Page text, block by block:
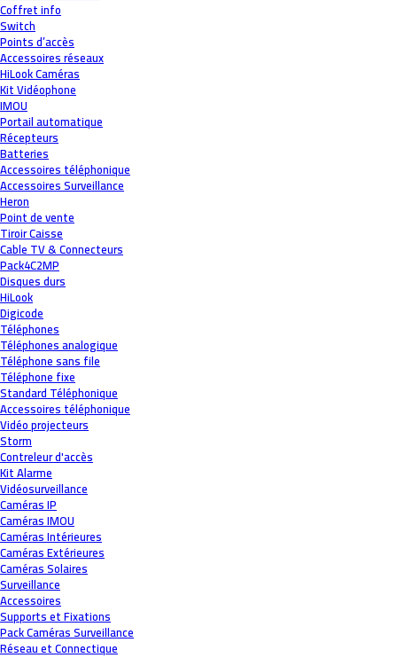
Coffret info
Switch
Points d’accès
Accessoires réseaux
HiLook Caméras
Kit Vidéophone
IMOU
Portail automatique
Récepteurs
Batteries
Accessoires téléphonique
Accessoires Surveillance
Heron
Point de vente
Tiroir Caisse
Cable TV & Connecteurs
Pack4C2MP
Disques durs
HiLook
Digicode
Téléphones
Téléphones analogique
Téléphone sans file
Téléphone fixe
Standard Téléphonique
Accessoires téléphonique
Vidéo projecteurs
Storm
Contreleur d'accès
Kit Alarme
Vidéosurveillance
Caméras IP
Caméras IMOU
Caméras Intérieures
Caméras Extérieures
Caméras Solaires
Surveillance
Accessoires
Supports et Fixations
Pack Caméras Surveillance
Réseau et Connectique